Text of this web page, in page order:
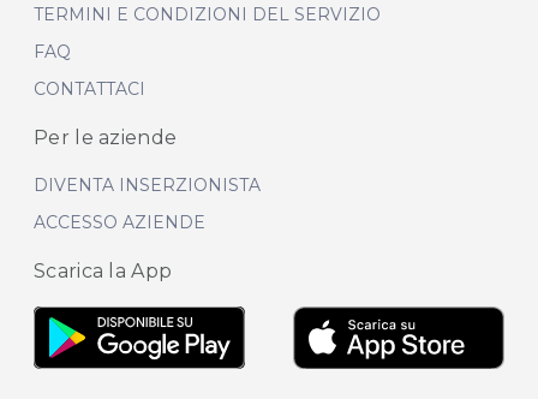
TERMINI E CONDIZIONI DEL SERVIZIO
FAQ
CONTATTACI
Per le aziende
DIVENTA INSERZIONISTA
ACCESSO AZIENDE
Scarica la App